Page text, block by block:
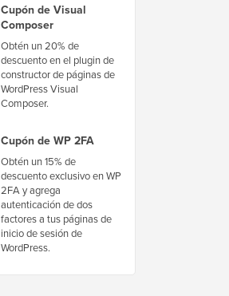
Cupón de Visual
Composer
Obtén un 20% de
descuento en el plugin de
constructor de páginas de
WordPress Visual
Composer.
Cupón de WP 2FA
Obtén un 15% de
descuento exclusivo en WP
2FA y agrega
autenticación de dos
factores a tus páginas de
inicio de sesión de
WordPress.